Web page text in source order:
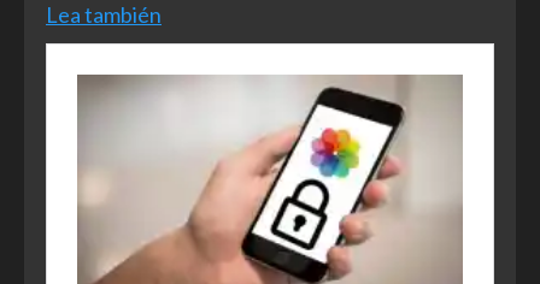
Lea también